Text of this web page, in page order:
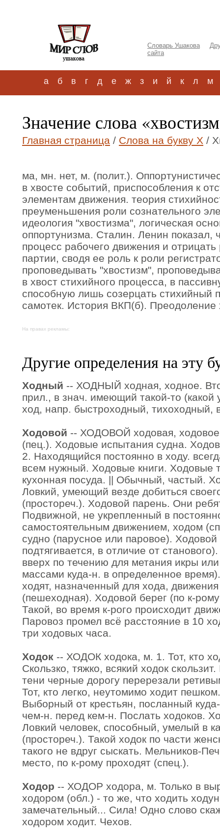
Словарь Ушакова
сайта
а б в г д е ж з и й к л м
Значение слова
Главная страница / Слова на букву Х /
ма, мн. нет, м. (полит.).
в хвосте событий, приспособления к
элементам движения. теория
преуменьшения роли сознательного
идеология "хвостизма", логическая
оппортунизма. Сталин. Ленин показал,
процесс рабочего движения и
партии, сводя ее роль к роли
проповедывать "хвостизм",
в хвост стихийного процесса, в
способную лишь созерцать стихийный
самотек. История ВКП(б). Преодоление
На правах рекламы:
Другие определения на эту
Ходный -- ХОДНЫЙ ходная, ходное.
прил., в знач. имеющий такой-то (какой
ход, напр. быстроходный, тихоходный,
Ходовой -- ХОДОВОЙ ходовая,
(пец.). Ходовые испытания судна.
2. Находящийся постоянно в ходу.
всем нужный. Ходовые книги. Ходовые
кухонная посуда. || Обычный, частый.
Ловкий, умеющий везде добиться
(простореч.). Ходовой парень. Они
Подвижной, не укрепленный в
самостоятельным движением, ходом
судно (парусное или паровое).
подтягивается, в отличие от
вверх по течению для метания икры
массами куда-н. в определенное
ходят, назначенный для хода,
(пешеходная). Ходовой берег (по к-
Такой, во время к-рого происходит
Паровоз промел всё расстояние в 10
три ходовых часа.
Ходок -- ХОДОК ходока, м. 1. Тот, кто
Скользко, тяжко, всякий ходок
тени черные дорогу перерезали
Тот, кто легко, неутомимо ходит
Выборный от крестьян, посланный
чем-н. перед кем-н. Послать ходоков.
Ловкий человек, способный, умелый в
(простореч.). Такой ходок по части
такого не вдруг сыскать. Мельников-
место, по к-рому проходят (спец.).
Ходор -- ХОДОР ходора, м. Только в
ходором (обл.) - то же, что ходить
замечательный... Сила! Одно слово
ходором ходит. Чехов.